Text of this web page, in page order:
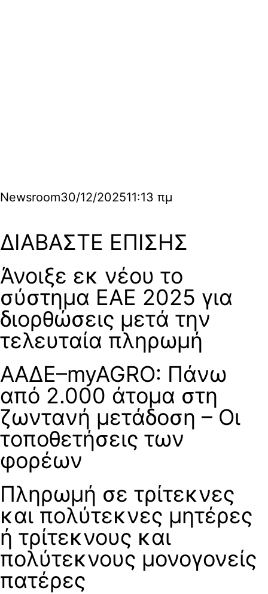
Newsroom30/12/202511:13 πμ
ΔΙΑΒΑΣΤΕ ΕΠΙΣΗΣ
Άνοιξε εκ νέου το
σύστημα ΕΑΕ 2025 για
διορθώσεις μετά την
τελευταία πληρωμή
ΑΑΔΕ–myAGRO: Πάνω
από 2.000 άτομα στη
ζωντανή μετάδοση – Οι
τοποθετήσεις των
φορέων
Πληρωμή σε τρίτεκνες
και πολύτεκνες μητέρες
ή τρίτεκνους και
πολύτεκνους μονογονείς
πατέρες